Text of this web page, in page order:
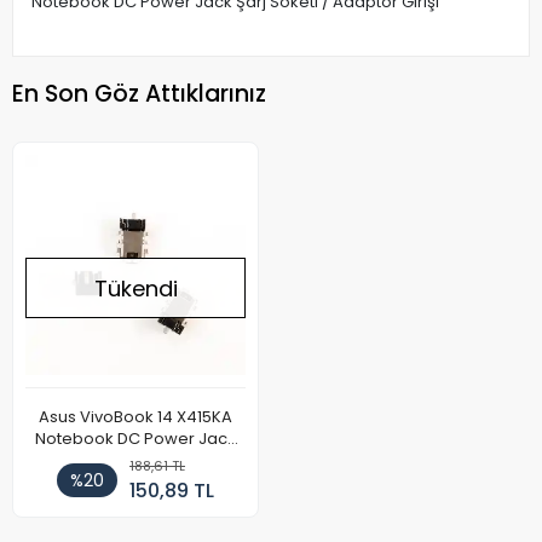
En Son Göz Attıklarınız
Tükendi
Asus VivoBook 14 X415KA
Notebook DC Power Jack
Soketi
%20
188,61 TL
150,89 TL